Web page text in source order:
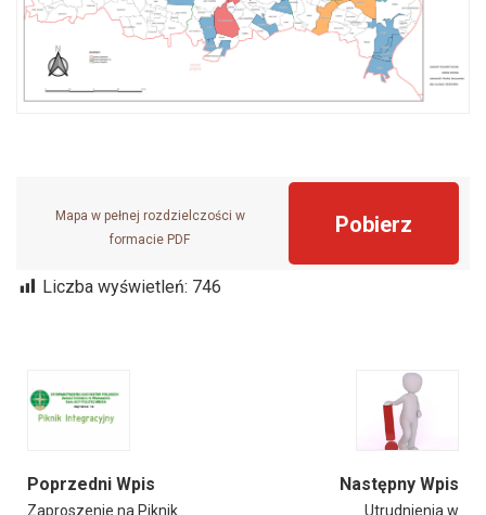
Mapa w pełnej rozdzielczości w
formacie PDF
Pobierz
Liczba wyświetleń: 746
Poprzedni Wpis
Zaproszenie na Piknik
Następny Wpis
Utrudnienia w